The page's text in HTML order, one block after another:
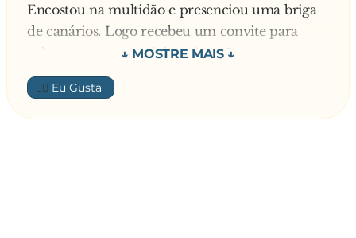
Encostou na multidão e presenciou uma briga
de canários. Logo recebeu um convite para
colocar o seu animal de estimação para
enfrentar um duelo. Inicialmente criou
resistência, porém diante de tantos apelos
aceitou o desafio. O combate não durou mais
👍🏼